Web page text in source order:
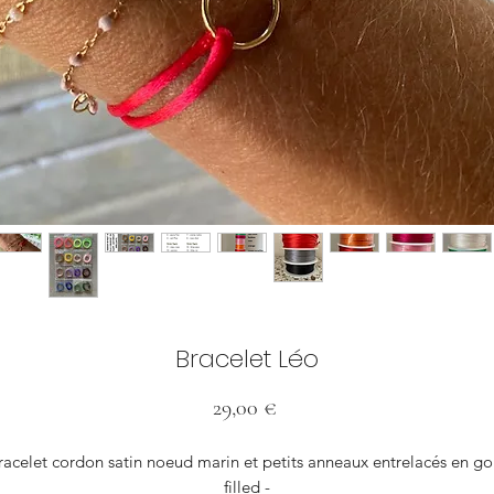
Bracelet Léo
29,00 €Prix
cordon satin noeud marin et petits anneaux entrelacés en
filled -